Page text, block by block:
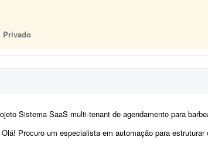
Privado
multi-tenant de agendamento para barbearias - ou seja, uma única plataforma que atende várias
Procuro um especialista em automação para estruturar o ecossistema digital da imobiliária. Atualmente recebo